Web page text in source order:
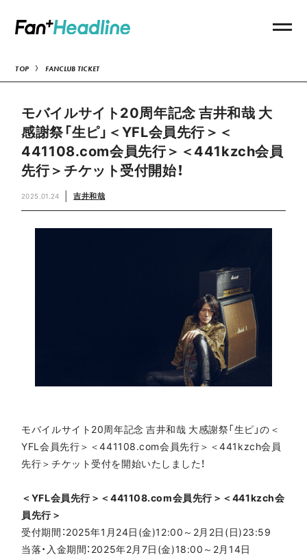
TOP FANCLUB TICKET
モバイルサイト20周年記念 吉井和哉 大
感謝祭「生ピ」＜YFL会員先行＞＜
441108.com会員先行＞＜441kzch会員
先行＞チケット受付開始！
2025.01.24 吉井和哉
モバイルサイト20周年記念 吉井和哉 大感謝祭「生ピ」の＜
YFL会員先行＞＜441108.com会員先行＞＜441kzch会員
先行＞チケット受付を開始いたしました！
＜YFL会員先行＞＜441108.com会員先行＞＜441kzch会
員先行＞
受付期間：2025年1月24日(金)12:00～2月2日(日)23:59
当落・入金期間：2025年2月7日(金)18:00～2月14日